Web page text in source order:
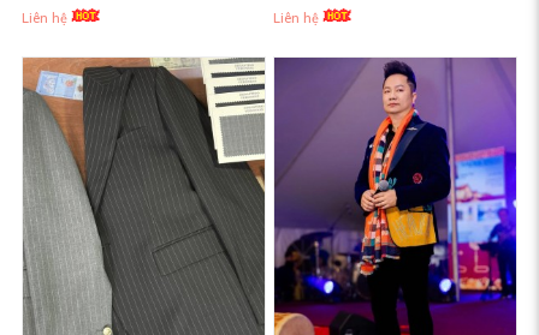
Liên hệ
Liên hệ